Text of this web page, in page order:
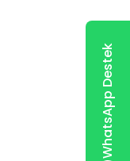
WhatsApp Destek